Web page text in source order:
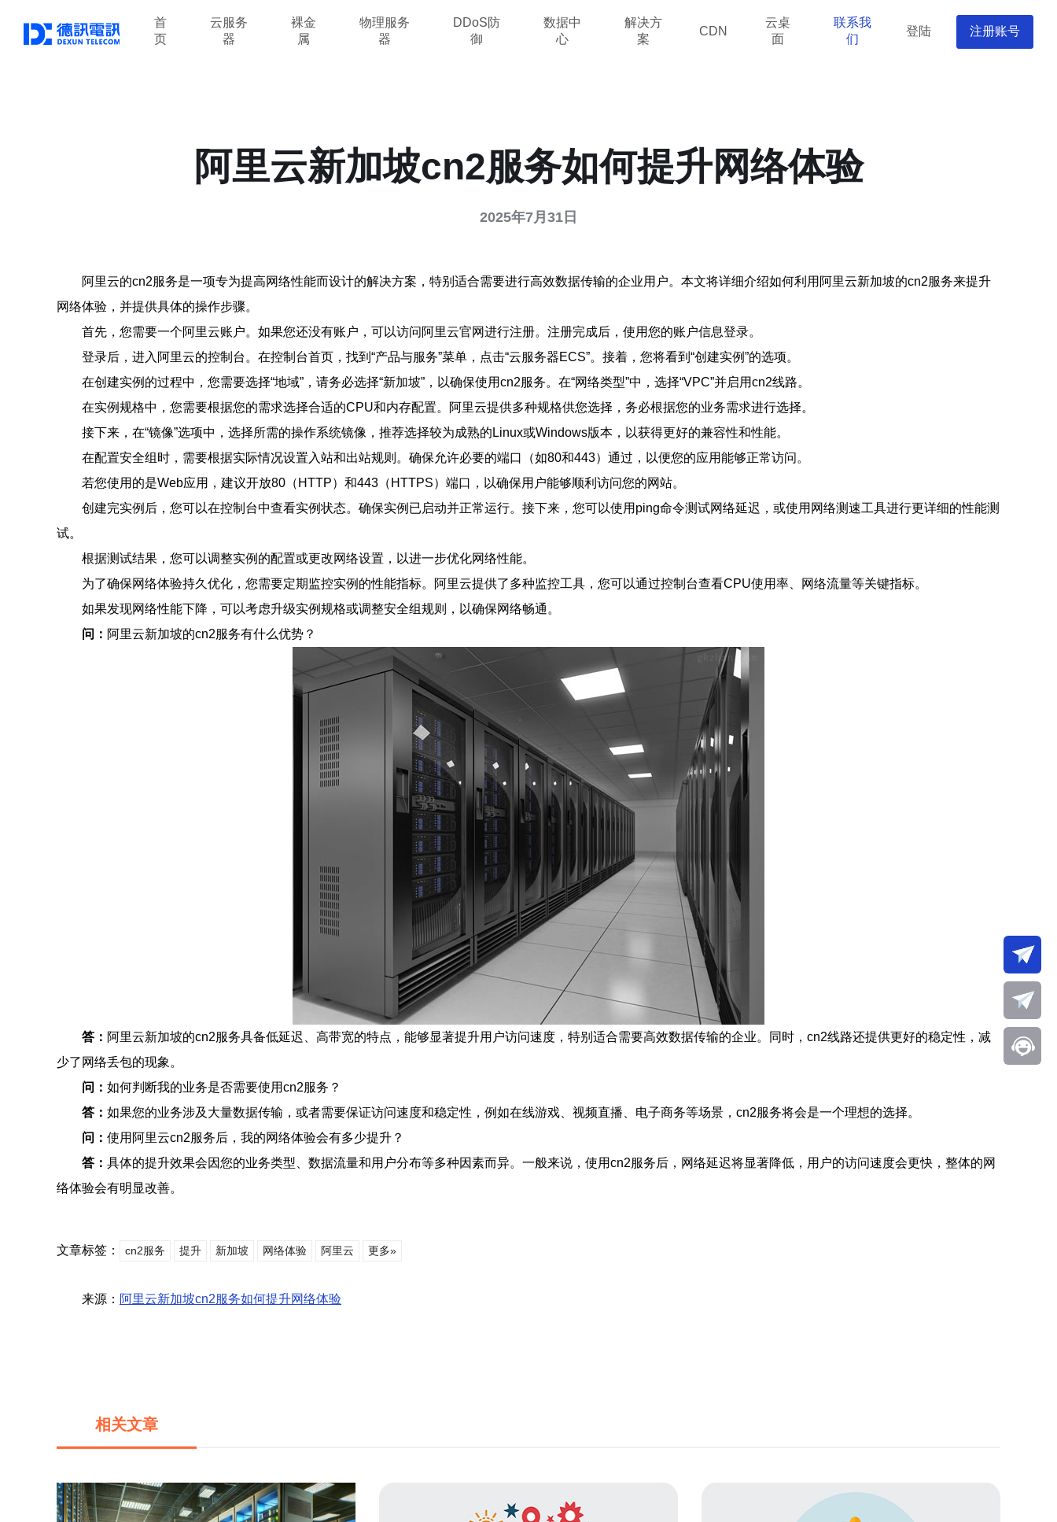
首
页
云服务
器
裸金
属
物理服务
器
DDoS防
御
数据中
心
解决方
案
CDN
云桌
面
联系我
们
登陆 注册账号
阿里云新加坡cn2服务如何提升网络体验
2025年7月31日
阿里云的cn2服务是一项专为提高网络性能而设计的解决方案，特别适合需要进行高效数据传输的企业用户。本文将详细介绍如何利用阿里云新加坡的cn2服务来提升
网络体验，并提供具体的操作步骤。
首先，您需要一个阿里云账户。如果您还没有账户，可以访问阿里云官网进行注册。注册完成后，使用您的账户信息登录。
登录后，进入阿里云的控制台。在控制台首页，找到“产品与服务”菜单，点击“云服务器ECS”。接着，您将看到“创建实例”的选项。
在创建实例的过程中，您需要选择“地域”，请务必选择“新加坡”，以确保使用cn2服务。在“网络类型”中，选择“VPC”并启用cn2线路。
在实例规格中，您需要根据您的需求选择合适的CPU和内存配置。阿里云提供多种规格供您选择，务必根据您的业务需求进行选择。
接下来，在“镜像”选项中，选择所需的操作系统镜像，推荐选择较为成熟的Linux或Windows版本，以获得更好的兼容性和性能。
在配置安全组时，需要根据实际情况设置入站和出站规则。确保允许必要的端口（如80和443）通过，以便您的应用能够正常访问。
若您使用的是Web应用，建议开放80（HTTP）和443（HTTPS）端口，以确保用户能够顺利访问您的网站。
创建完实例后，您可以在控制台中查看实例状态。确保实例已启动并正常运行。接下来，您可以使用ping命令测试网络延迟，或使用网络测速工具进行更详细的性能测
试。
根据测试结果，您可以调整实例的配置或更改网络设置，以进一步优化网络性能。
为了确保网络体验持久优化，您需要定期监控实例的性能指标。阿里云提供了多种监控工具，您可以通过控制台查看CPU使用率、网络流量等关键指标。
如果发现网络性能下降，可以考虑升级实例规格或调整安全组规则，以确保网络畅通。
问： 阿里云新加坡的cn2服务有什么优势？
答： 阿里云新加坡的cn2服务具备低延迟、高带宽的特点，能够显著提升用户访问速度，特别适合需要高效数据传输的企业。同时，cn2线路还提供更好的稳定性，减
少了网络丢包的现象。
问： 如何判断我的业务是否需要使用cn2服务？
答： 如果您的业务涉及大量数据传输，或者需要保证访问速度和稳定性，例如在线游戏、视频直播、电子商务等场景，cn2服务将会是一个理想的选择。
问： 使用阿里云cn2服务后，我的网络体验会有多少提升？
答： 具体的提升效果会因您的业务类型、数据流量和用户分布等多种因素而异。一般来说，使用cn2服务后，网络延迟将显著降低，用户的访问速度会更快，整体的网
络体验会有明显改善。
文章标签： cn2服务 提升 新加坡 网络体验 阿里云 更多»
来源： 阿里云新加坡cn2服务如何提升网络体验
相关文章